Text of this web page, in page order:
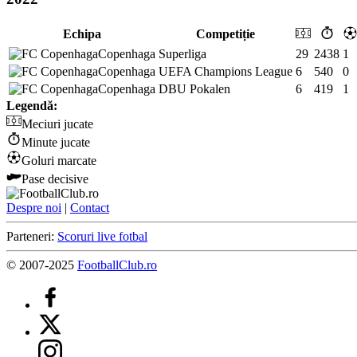
Echipa
Competiție
Copenhaga Superliga 29 2438 1
Copenhaga UEFA Champions League 6 540 0
Copenhaga DBU Pokalen 6 419 1
Legendă:
Meciuri jucate
Minute jucate
Goluri marcate
Pase decisive
Despre noi | Contact
Parteneri: Scoruri live fotbal
© 2007-2025 FootballClub.ro